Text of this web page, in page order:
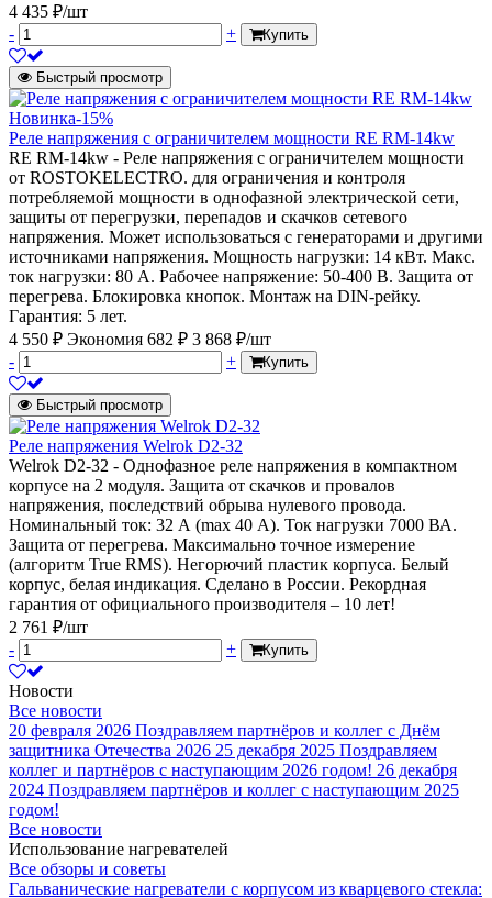
4 435 ₽/шт
-
+ Купить
Быстрый просмотр
Новинка-15%
Реле напряжения с ограничителем мощности RE RM-14kw
RE RM-14kw - Реле напряжения с ограничителем мощности
от ROSTOKELECTRO. для ограничения и контроля
потребляемой мощности в однофазной электрической сети,
защиты от перегрузки, перепадов и скачков сетевого
напряжения. Может использоваться с генераторами и другими
источниками напряжения. Мощность нагрузки: 14 кВт. Макс.
ток нагрузки: 80 A. Рабочее напряжение: 50-400 В. Защита от
перегрева. Блокировка кнопок. Монтаж на DIN-рейку.
Гарантия: 5 лет.
4 550 ₽ Экономия 682 ₽ 3 868 ₽/шт
-
+ Купить
Быстрый просмотр
Реле напряжения Welrok D2-32
Welrok D2-32 - Однофазное реле напряжения в компактном
корпусе на 2 модуля. Защита от скачков и провалов
напряжения, последствий обрыва нулевого провода.
Номинальный ток: 32 А (max 40 А). Ток нагрузки 7000 ВА.
Защита от перегрева. Максимально точное измерение
(алгоритм True RMS). Негорючий пластик корпуса. Белый
корпус, белая индикация. Сделано в России. Рекордная
гарантия от официального производителя – 10 лет!
2 761 ₽/шт
-
+ Купить
Новости
Все новости
20 февраля 2026 Поздравляем партнёров и коллег с Днём
защитника Отечества 2026 25 декабря 2025 Поздравляем
коллег и партнёров с наступающим 2026 годом! 26 декабря
2024 Поздравляем партнёров и коллег с наступающим 2025
годом!
Все новости
Использование нагревателей
Все обзоры и советы
Гальванические нагреватели с корпусом из кварцевого стекла: